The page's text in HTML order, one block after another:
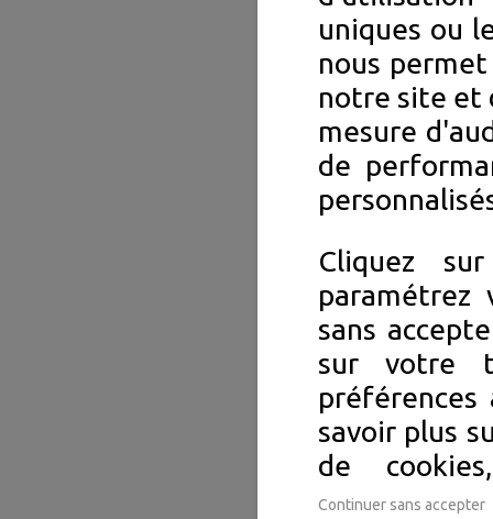
uniques ou
nous
notre site et
mesure
de
Cliquez
paramétrez
sans
sur votre
savoir plus
de
Continuer sans accepter